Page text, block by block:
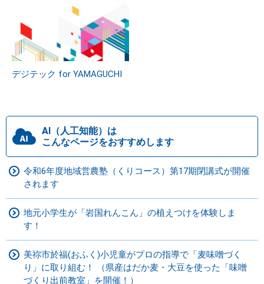
デジテック for YAMAGUCHI
AI（人工知能）は
こんなページをおすすめします
令和6年度地域営農塾（くりコース）第17期閉講式が開催
されます
地元小学生が「岩国れんこん」の植えつけを体験しま
す！
美祢市於福(おふく)小児童がプロの指導で「麦味噌づく
り」に取り組む！ （県産はだか麦・大豆を使った「味噌
づくり出前教室」を開催！）